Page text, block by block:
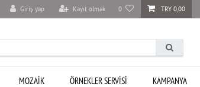
Giriş yap Kayıt olmak 0 TRY 0,00
MOZAIK ÖRNEKLER SERVISI KAMPANYA